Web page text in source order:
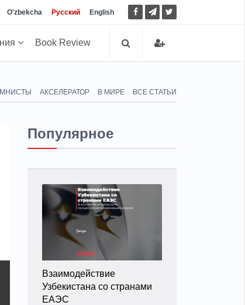
O'zbekcha Русский English
Book Review
АКСЕЛЕРАТОР В МИРЕ ВСЕ СТАТЬИ
Популярное
Взаимодействие
Узбекистана со странами
ЕАЭС